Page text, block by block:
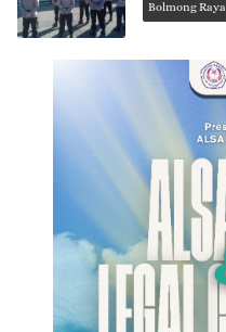
Bolmong Raya